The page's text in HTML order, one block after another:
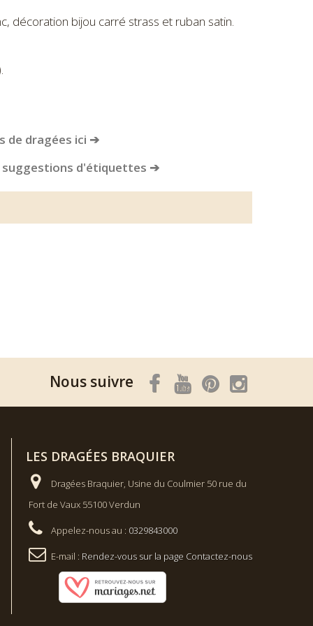
décoration bijou carré strass et ruban satin.
de dragées ici ➔
suggestions d'étiquettes ➔
Nous suivre
LES DRAGÉES BRAQUIER
Dragées Braquier, Usine du Coulmier 50 rue du
Fort de Vaux 55100 Verdun
Appelez-nous au : 0329843000
E-mail : Rendez-vous sur la page Contactez-nous